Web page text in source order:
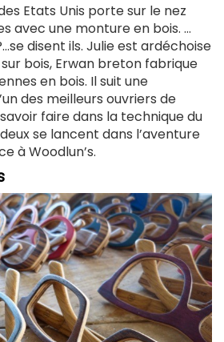
Etats Unis porte sur le nez
avec une monture en bois. …
disent ils. Julie est ardéchoise
bois, Erwan breton fabrique
en bois. Il suit une
des meilleurs ouvriers de
faire dans la technique du
se lancent dans l’aventure
à Woodlun’s.